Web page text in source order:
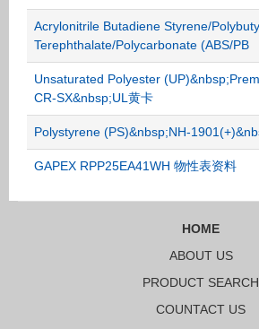
Acrylonitrile Butadiene Styrene/
Terephthalate/Polycarbonate (ABS/PB
Unsaturated Polyester
CR-SX&nbsp;UL黄卡
Polystyrene (PS)&nbsp;NH-
GAPEX RPP25EA41WH 物性表资料
HOME
ABOUT US
PRODUCT SEARCH
COUNTACT US